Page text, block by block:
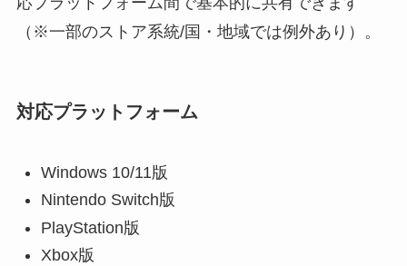
（※一部のストア系統/国・地域では例外あり）。
対応プラットフォーム
Windows 10/11版
Nintendo Switch版
PlayStation版
Xbox版